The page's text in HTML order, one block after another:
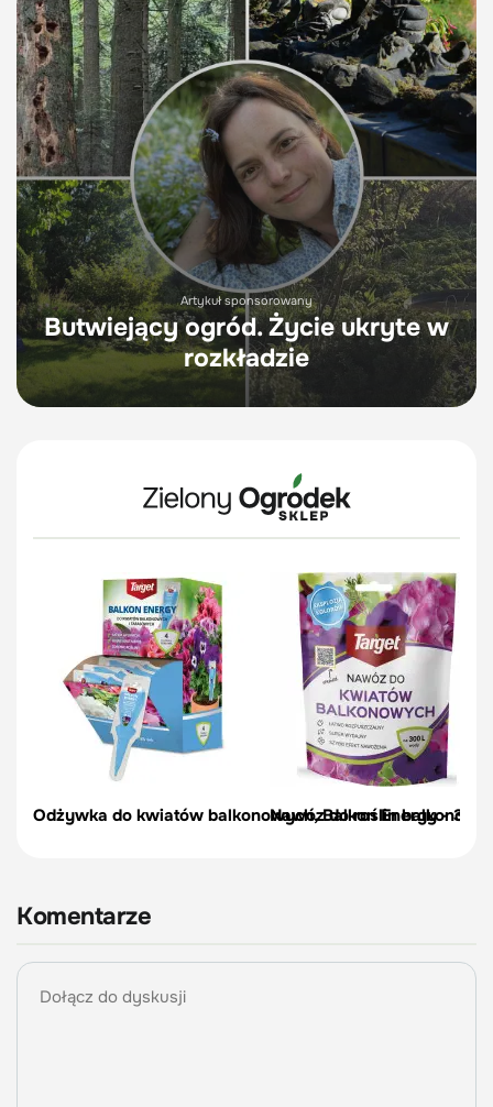
Artykuł sponsorowany
Butwiejący ogród. Życie ukryte w
rozkładzie
Odżywka do kwiatów balkonowych, Balkon Energy - 35
Nawóz do roślin
Komentarze